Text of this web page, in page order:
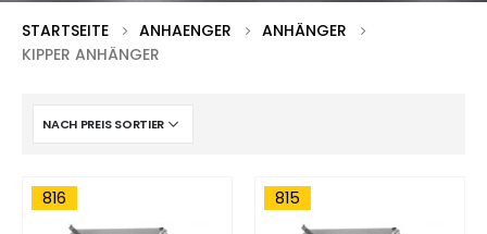
STARTSEITE ANHAENGER
ANHÄNGER
KIPPER ANHÄNGER
816 815